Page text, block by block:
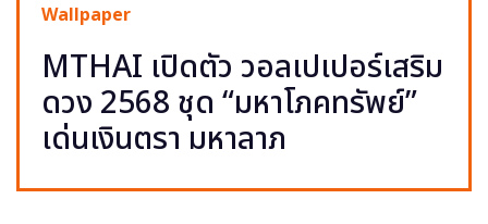
Wallpaper
MTHAI เปิดตัว วอลเปเปอร์เสริม
ดวง 2568 ชุด “มหาโภคทรัพย์”
เด่นเงินตรา มหาลาภ